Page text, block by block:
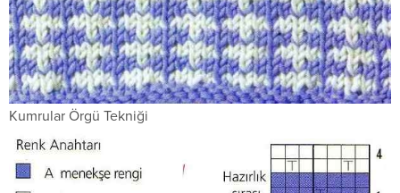
Kumrular Örgü Tekniği